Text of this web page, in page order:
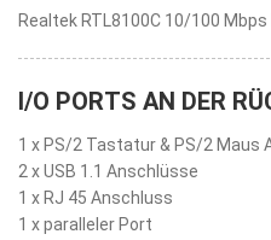
Realtek RTL8100C 10/100 Mbps
I/O PORTS AN DER
1 x PS/2 Tastatur & PS/2 Maus
2 x USB 1.1 Anschlüsse
1 x RJ 45 Anschluss
1 x paralleler Port